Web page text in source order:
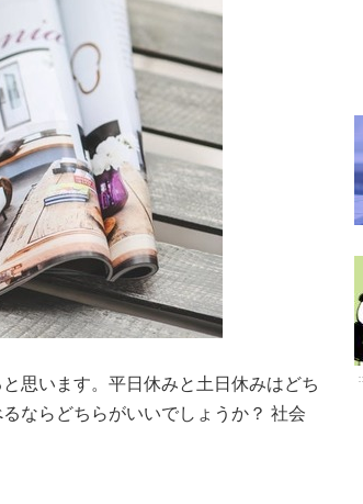
思います。平日休みと土日休みはどち
ならどちらがいいでしょうか？ 社会